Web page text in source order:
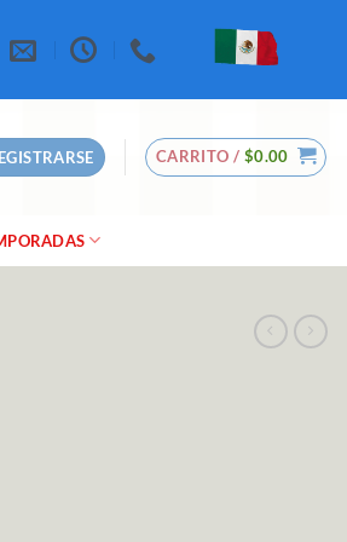
CARRITO / $0.00